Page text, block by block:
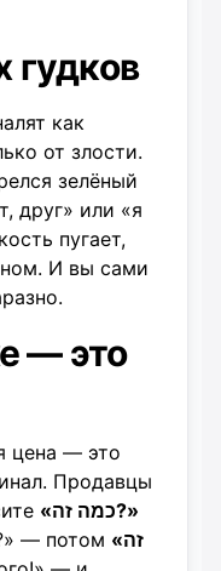
гудков
как
от злости.
зелёный
друг» или «я
пугает,
И вы сами
— это
цена — это
Продавцы
«כמה זה?»
— потом «זה